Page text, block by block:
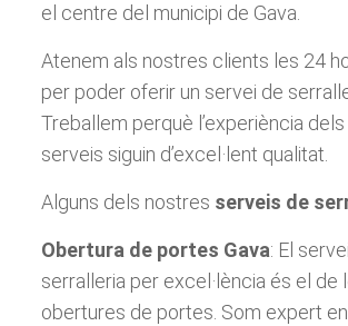
el centre del municipi de Gava.
Atenem als nostres clients les 24
per poder oferir un servei de
Treballem perquè l’experiència
serveis siguin d’excel·lent qualitat.
Alguns dels nostres serveis de
Obertura de portes Gava: El
serralleria per excel·lència és el de
obertures de portes. Som expert